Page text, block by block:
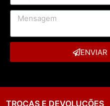
ENVIAR
TROCAS E DEVOLUÇÕES